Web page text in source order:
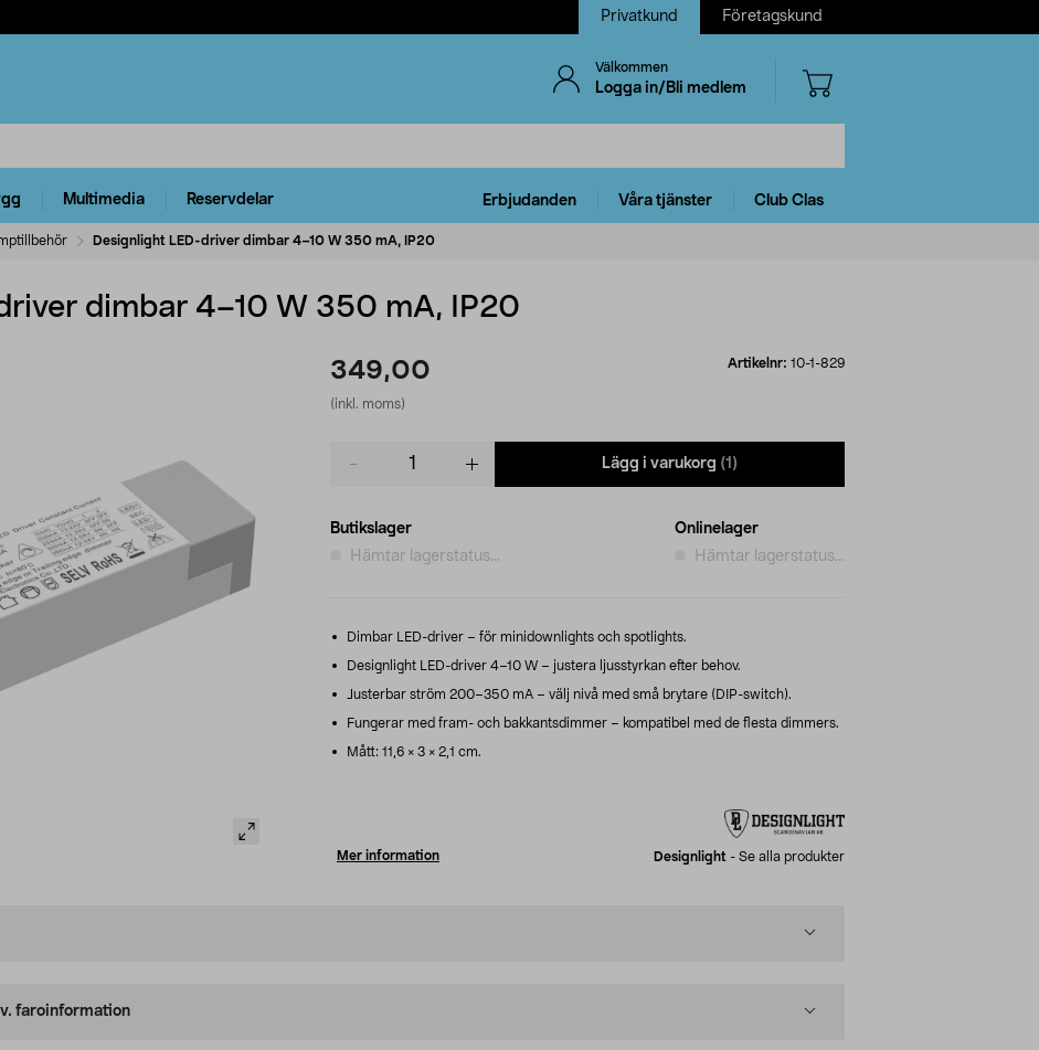
Privatkund Företagskund
Välkommen
Logga in/Bli medlem
Multimedia Reservdelar Erbjudanden Våra tjänster Club Clas
Designlight LED-driver dimbar 4–10 W 350 mA, IP20
dimbar 4–10 W 350 mA, IP20
349,00
(inkl. moms)
Artikelnr: 10-1-829
Lägg i varukorg (1)
Butikslager
Hämtar lagerstatus...
Onlinelager
Hämtar lagerstatus...
Dimbar LED-driver – för minidownlights och spotlights.
Designlight LED-driver 4–10 W – justera ljusstyrkan efter behov.
Justerbar ström 200–350 mA – välj nivå med små brytare (DIP-switch).
Fungerar med fram- och bakkantsdimmer – kompatibel med de flesta dimmers.
Mått: 11,6 × 3 × 2,1 cm.
Mer information Designlight - Se alla produkter
faroinformation